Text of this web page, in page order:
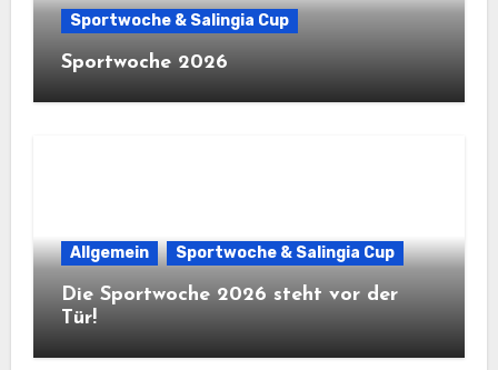
Sportwoche & Salingia Cup
Sportwoche 2026
Allgemein Sportwoche & Salingia Cup
Die Sportwoche 2026 steht vor der
Tür!